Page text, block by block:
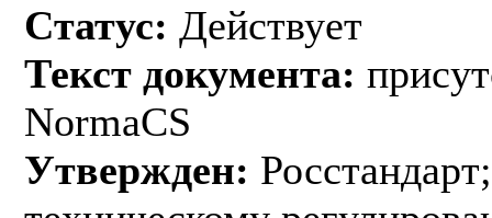
Статус: Действует
Текст документа:
NormaCS
Утвержден: